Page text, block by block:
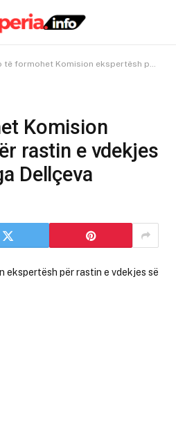
formohet Komision ekspertësh për rastin e vdekjes së lehonës nga Dellçeva
Komision
rastin e vdekjes
Dellçeva